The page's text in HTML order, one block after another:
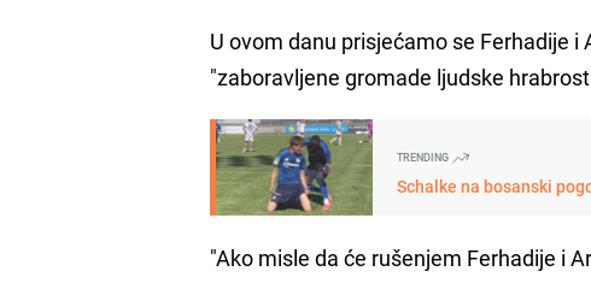
U ovom danu prisjećamo se Ferhadije
"zaboravljene gromade ljudske
TRENDING
Schalke na bosanski
"Ako misle da će rušenjem Ferhadije i